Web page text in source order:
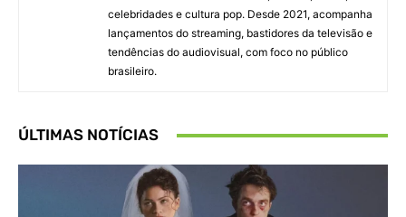
celebridades e cultura pop. Desde 2021, acompanha
lançamentos do streaming, bastidores da televisão e
tendências do audiovisual, com foco no público
brasileiro.
ÚLTIMAS NOTÍCIAS